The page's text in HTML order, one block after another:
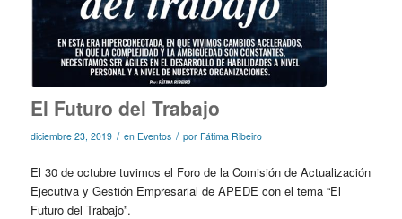
El Futuro del Trabajo
diciembre 23, 2019 / en Eventos / por Fátima Ribeiro
El 30 de octubre tuvimos el Foro de la Comisión de Actualización
Ejecutiva y Gestión Empresarial de APEDE con el tema “El
Futuro del Trabajo”.